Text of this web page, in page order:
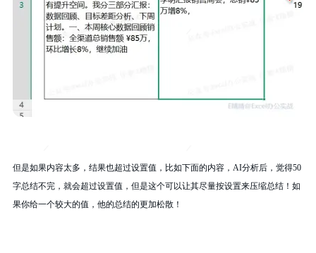
但是如果内容太多，结果也超过设置值，比如下面的内容，AI分析后，觉得50
字总结不完，就会超过设置值，但是这个可以让其尽量按设置来压缩总结！如
果你给一个较大的值，他的总结的更加松散！